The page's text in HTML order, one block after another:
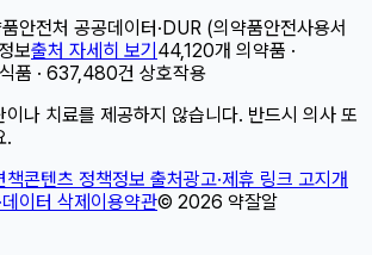
안전처 공공데이터 · DUR (의약품안전사용서
보출처 자세히 보기 44,120개 의약품 ·
품 · 637,480건 상호작용
나 치료를 제공하지 않습니다. 반드시 의사 또
.
책콘텐츠 정책정보 출처광고·제휴 링크 고지 개
이터 삭제 이용약관© 2026 약잘알